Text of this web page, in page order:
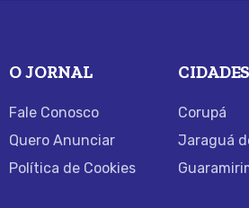
O JORNAL
Fale Conosco
Quero Anunciar
Política de Cookies
CIDADES
Corupá
Jaraguá